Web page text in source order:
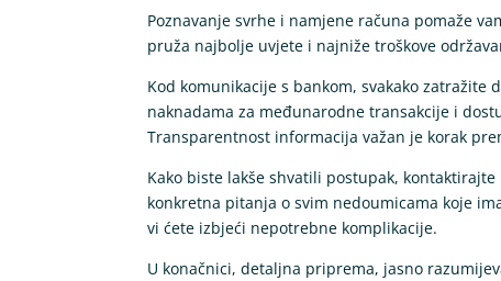
Poznavanje svrhe i namjene računa pomaže
pruža najbolje uvjete i najniže troškove
Kod komunikacije s bankom, svakako
naknadama za međunarodne transakcije i
Transparentnost informacija važan je korak
Kako biste lakše shvatili postupak,
konkretna pitanja o svim nedoumicama koje
vi ćete izbjeći nepotrebne komplikacije.
U konačnici, detaljna priprema, jasno